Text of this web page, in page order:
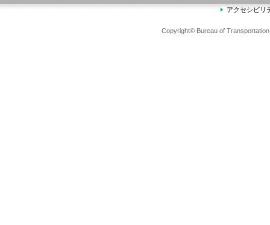
アクセシビリ
Copyright© Bureau of